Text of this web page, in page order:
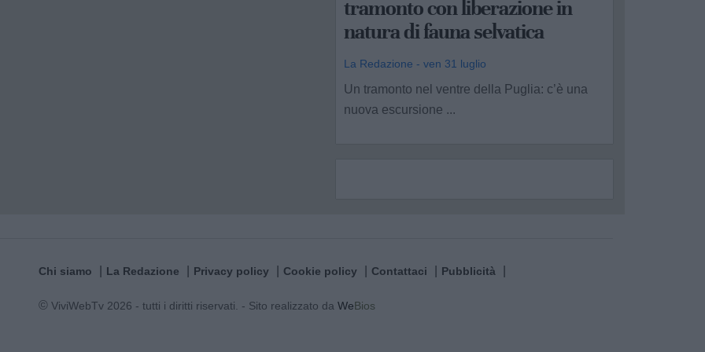
tramonto con liberazione in
natura di fauna selvatica
La Redazione - ven 31 luglio
Un tramonto nel ventre della Puglia: c’è una
nuova escursione ...
Chi siamo La Redazione Privacy policy Cookie policy Contattaci Pubblicità
© ViviWebTv 2026 - tutti i diritti riservati. - Sito realizzato da WeBios